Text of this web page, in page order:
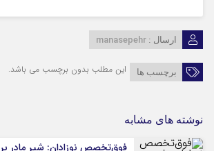
ارسال : manasepehr
برچسب ها این مطلب بدون برچسب می باشد.
نوشته های مشابه
فوق‌تخصص نوزادان: شیر مادر